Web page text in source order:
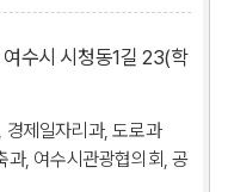
수시 시청동1길 23(학
경제일자리과, 도로과
과, 여수시관광협의회, 공